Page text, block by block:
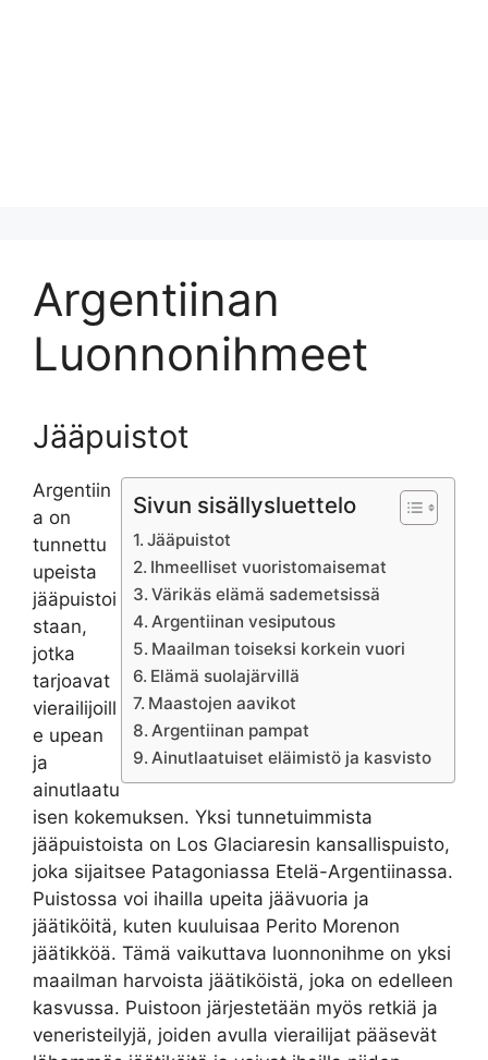
Argentiinan
Luonnonihmeet
Jääpuistot
Sivun sisällysluettelo
Jääpuistot
Ihmeelliset vuoristomaisemat
Värikäs elämä sademetsissä
Argentiinan vesiputous
Maailman toiseksi korkein vuori
Elämä suolajärvillä
Maastojen aavikot
Argentiinan pampat
Ainutlaatuiset eläimistö ja kasvisto
Argentiin
a on
tunnettu
upeista
jääpuistoi
staan,
jotka
tarjoavat
vierailijoill
e upean
ja
ainutlaatu
isen kokemuksen. Yksi tunnetuimmista
jääpuistoista on Los Glaciaresin kansallispuisto,
joka sijaitsee Patagoniassa Etelä-Argentiinassa.
Puistossa voi ihailla upeita jäävuoria ja
jäätiköitä, kuten kuuluisaa Perito Morenon
jäätikköä. Tämä vaikuttava luonnonihme on yksi
maailman harvoista jäätiköistä, joka on edelleen
kasvussa. Puistoon järjestetään myös retkiä ja
veneristeilyjä, joiden avulla vierailijat pääsevät